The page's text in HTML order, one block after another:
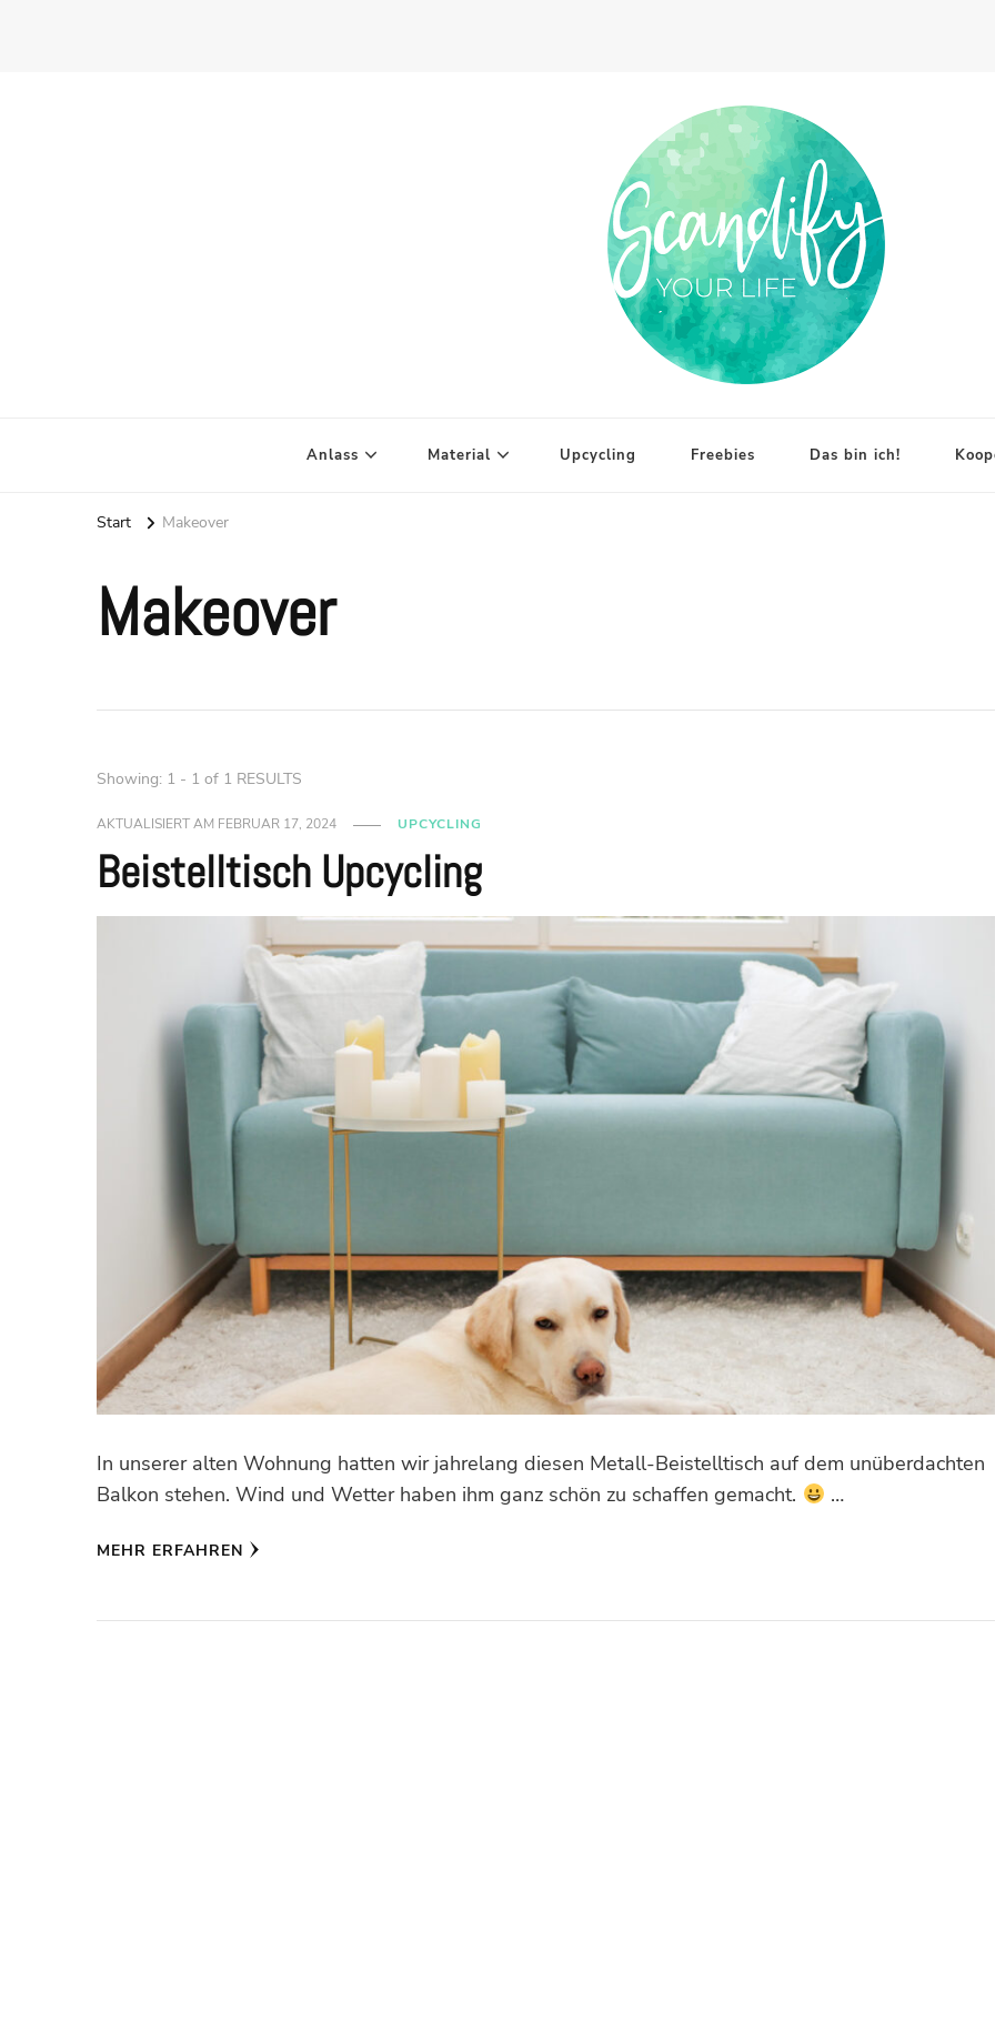
Anlass Material Upcycling Freebies Das bin ich!
Start Makeover
Makeover
Showing: 1 - 1 of 1 RESULTS
AKTUALISIERT AM FEBRUAR 17, 2024 UPCYCLING
Beistelltisch Upcycling
In unserer alten Wohnung hatten wir jahrelang diesen Metall-Beistelltisch auf dem unüberdachten
Balkon stehen. Wind und Wetter haben ihm ganz schön zu schaffen gemacht.
…
MEHR ERFAHREN